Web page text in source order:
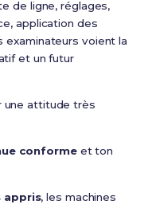
de ligne, réglages,
application des
examinateurs voient la
et un futur
une attitude très
conformeet ton
appris, les machines